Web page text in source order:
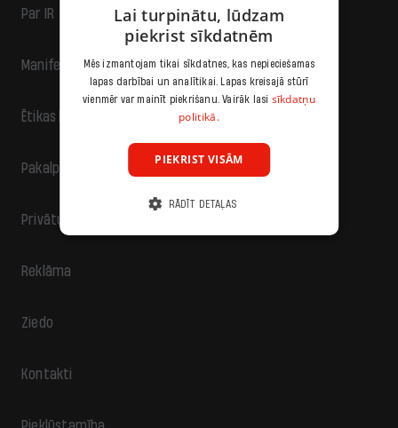
Par IR
Manifests
Ētikas kodekss
Pakalpojumu sniegšanas noteikumi
Privātuma politika
Reklāma
Ziedo
Kontakti
Lai turpinātu, lūdzam
piekrist sīkdatnēm
Mēs izmantojam tikai sīkdatnes, kas nepieciešamas
lapas darbībai un analītikai. Lapas kreisajā stūrī
vienmēr var mainīt piekrišanu. Vairāk lasi sīkdatņu
politikā.
PIEKRIST VISĀM
RĀDĪT DETAĻAS